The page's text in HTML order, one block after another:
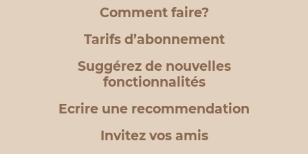
Comment faire?
Tarifs d’abonnement
Suggérez de nouvelles
fonctionnalités
Ecrire une recommendation
Invitez vos amis